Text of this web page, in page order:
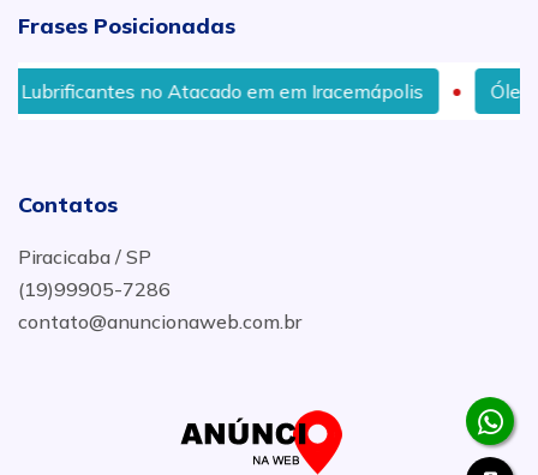
Frases Posicionadas
no Atacado em em Iracemápolis Óleo para Carros,
Contatos
Piracicaba / SP
(19)99905-7286
contato@anuncionaweb.com.br